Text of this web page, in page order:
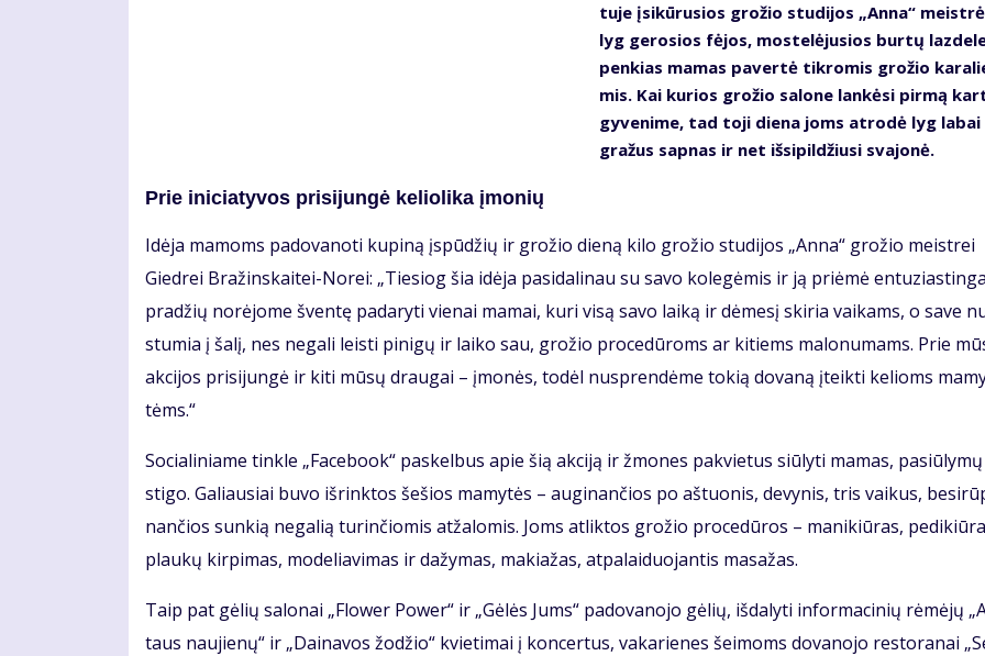
tu­je įsi­kū­ru­sios gro­žio stu­di­jos „An­na“
lyg ge­ro­sios fė­jos, mos­te­lė­ju­sios bur­tų
pen­kias ma­mas pa­ver­tė tik­ro­mis gro­žio
mis. Kai ku­rios gro­žio sa­lo­ne lan­kė­si pir­mą
gy­ve­ni­me, tad to­ji die­na joms at­ro­dė lyg la­bai
gra­žus sap­nas ir net iš­si­pil­džiu­si sva­jo­nė.
Prie ini­cia­ty­vos pri­si­jun­gė ke­lio­li­ka įmo­nių
Idė­ja ma­moms pa­do­va­no­ti ku­pi­ną įspū­džių ir gro­žio die­ną ki­lo gro­žio stu­di­jos „An­na“ gro­žio meist­rei
Gied­rei Bra­žins­kai­tei-No­rei: „Tie­siog šia idė­ja pa­si­da­li­nau su sa­vo ko­le­gė­mis ir ją pri­ėmė
pra­džių no­rė­jo­me šven­tę pa­da­ry­ti vie­nai ma­mai, ku­ri vi­są sa­vo lai­ką ir dė­me­sį ski­ria vai­kams, o sa­ve
stu­mia į ša­lį, nes ne­ga­li leis­ti pi­ni­gų ir lai­ko sau, gro­žio pro­ce­dū­roms ar ki­tiems ma­lo­nu­mams. Prie
ak­ci­jos pri­si­jun­gė ir ki­ti mū­sų drau­gai – įmo­nės, to­dėl nu­spren­dė­me to­kią do­va­ną įteik­ti ke­lioms
tėms.“
So­cia­li­nia­me tin­kle „Fa­ce­bo­ok“ pa­skel­bus apie šią ak­ci­ją ir žmo­nes pa­kvie­tus siū­ly­ti ma­mas,
sti­go. Ga­liau­siai bu­vo iš­rink­tos še­šios ma­my­tės – au­gi­nan­čios po aš­tuo­nis, de­vy­nis, tris vai­kus,
nan­čios sun­kią ne­ga­lią tu­rin­čio­mis at­ža­lo­mis. Joms at­lik­tos gro­žio pro­ce­dū­ros – ma­ni­kiū­ras,
plau­kų kir­pi­mas, mo­de­lia­vi­mas ir da­žy­mas, ma­kia­žas, at­pa­lai­duo­jan­tis ma­sa­žas.
Taip pat gė­lių sa­lo­nai „Flo­wer Po­wer“ ir „Gė­lės Jums“ pa­do­va­no­jo gė­lių, iš­da­ly­ti in­for­ma­ci­nių rė­mė­jų
taus nau­jie­nų“ ir „Dai­na­vos žo­džio“ kvie­ti­mai į kon­cer­tus, va­ka­rie­nes šei­moms do­va­no­jo res­to­ra­nai